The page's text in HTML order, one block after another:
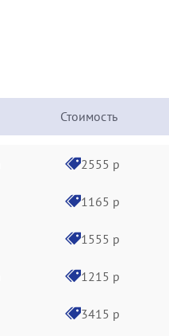
Стоимость
2555 р
1165 р
1555 р
1215 р
3415 р